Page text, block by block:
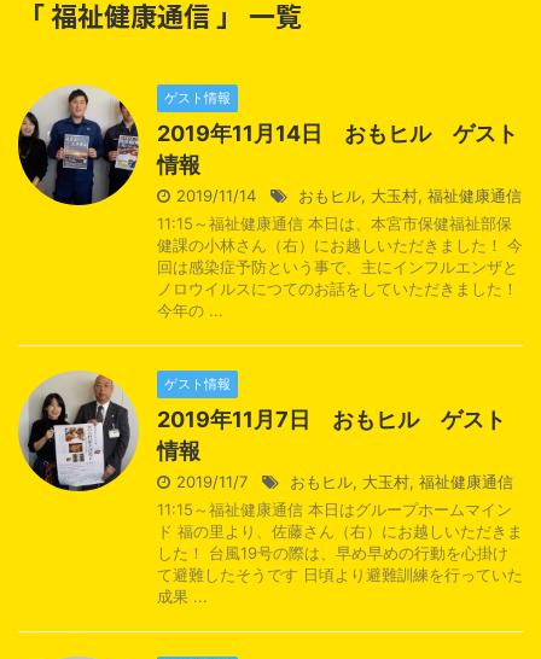
「 福祉健康通信 」 一覧
ゲスト情報
2019年11月14日 おもヒル ゲスト
情報
2019/11/14 おもヒル, 大玉村, 福祉健康通信
11:15～福祉健康通信 本日は、本宮市保健福祉部保
健課の小林さん（右）にお越しいただきました！ 今
回は感染症予防という事で、主にインフルエンザと
ノロウイルスにつてのお話をしていただきました！
今年の ...
ゲスト情報
2019年11月7日 おもヒル ゲスト
情報
2019/11/7 おもヒル, 大玉村, 福祉健康通信
11:15～福祉健康通信 本日はグループホームマイン
ド 福の里より、佐藤さん（右）にお越しいただきま
した！ 台風19号の際は、早め早めの行動を心掛け
て避難したそうです 日頃より避難訓練を行っていた
成果 ...